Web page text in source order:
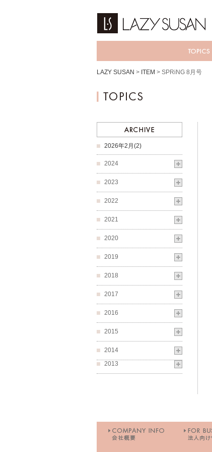
LAZY SUSAN > ITEM > SPRiNG 8月号
2026年2月(2)
2024
2023
2022
2021
2020
2019
2018
2017
2016
2015
2014
2013